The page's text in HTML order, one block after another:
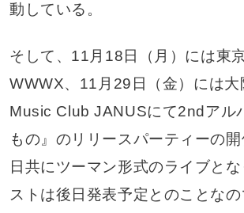
動している。
そして、11月18日（月）には東
WWWX、11月29日（金）には大
Music Club JANUSにて2ndアル
もの』のリリースパーティーの
日共にツーマン形式のライブと
ストは後日発表予定とのことなの